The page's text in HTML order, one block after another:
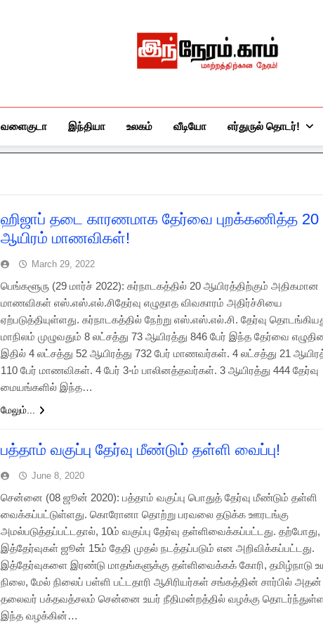
இந்நேரம்.காம்
வளைகுடா இந்தியா உலகம் வீடியோ எர்துருல் தொடர்!
ஹிஜாப் தடை காரணமாக தேர்வை புறக்கணித்த 20
ஆயிரம் மாணவிகள்!
March 29, 2022
பெங்களூரு (29 மார்ச் 2022): கர்நாடகத்தில் 20 ஆயிரத்திற்கும் அதிகமான
மாணவிகள் எஸ்.எஸ்.எல்.சிதேர்வு எழுதாத விவகாரம் அதிர்ச்சியை
ஏற்படுத்தியுள்ளது. கர்நாடகத்தில் நேற்று எஸ்.எஸ்.எல்.சி. தேர்வு
மாநிலம் முழுவதும் 8 லட்சத்து 73 ஆயிரத்து 846 பேர் இந்த தேர்வை
இதில் 4 லட்சத்து 52 ஆயிரத்து 732 பேர் மாணவர்கள். 4 லட்சத்து 21
110 பேர் மாணவிகள். 4 பேர் 3-ம் பாலினத்தவர்கள். 3 ஆயிரத்து 444 தேர்வு
மையங்களில் இந்த…
மேலும்...
பத்தாம் வகுப்பு தேர்வு மீண்டும் தள்ளி வைப்பு!
June 8, 2020
சென்னை (08 ஜூன் 2020): பத்தாம் வகுப்பு பொதுத் தேர்வு மீண்டும் தள்ளி
வைக்கப்பட்டுள்ளது. கொரோனா தொற்று பரவலை தடுக்க ஊரடங்கு
அமல்படுத்தப்பட்டதால், 10ம் வகுப்பு தேர்வு தள்ளிவைக்கப்பட்டது. தற்போது,
இத்தேர்வுகள் ஜூன் 15ம் தேதி முதல் நடத்தப்படும் என அறிவிக்கப்பட்டது.
இத்தேர்வுகளை இரண்டு மாதங்களுக்கு தள்ளிவைக்கக் கோரி, தமிழ்நாடு
நிலை, மேல் நிலைப் பள்ளி பட்டதாரி ஆசிரியர்கள் சங்கத்தின் சார்பில் அதன்
தலைவர் பக்தவத்சலம் சென்னை உயர் நீதிமன்றத்தில் வழக்கு
இந்த வழக்கின்…